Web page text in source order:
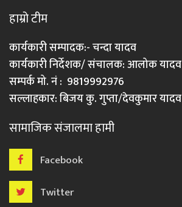
हाम्रो टीम
कार्यकारी सम्पादक:- चन्दा यादव
कार्यकारी निर्देशक/ संचालक: आलोक यादव
सम्पर्क मो. नं : 9819992976
सल्लाहकार: बिजय कु. गुप्ता/देवकुमार यादव
सामाजिक संजालमा हामी
Facebook
Twitter